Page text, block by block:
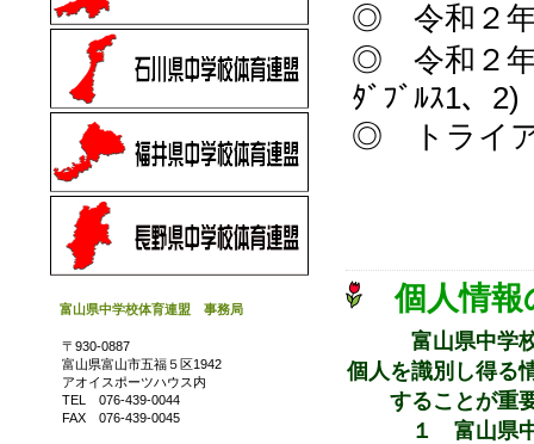
◎ 令和２年
◎ 令和２年
ﾀﾞﾌﾞﾙｽ1、2)
◎ トライア
個人情
富山県中学
個人を識別し得る
することが重要
１ 富山県中学
富山県中学校体育連盟 事務局
〒930-0887
富山県富山市五福５区1942
アオイスポーツハウス内
TEL 076-439-0044
FAX 076-439-0045